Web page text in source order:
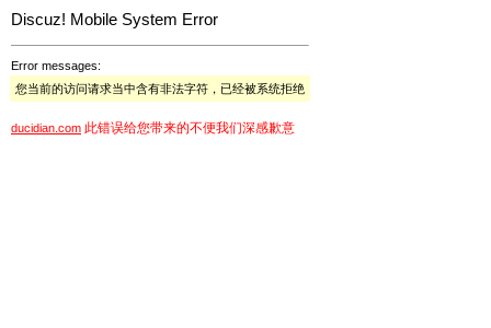
Discuz! Mobile System Error
Error messages:
您当前的访问请求当中含有非法字符，已经被系统拒绝
ducidian.com 此错误给您带来的不便我们深感歉意